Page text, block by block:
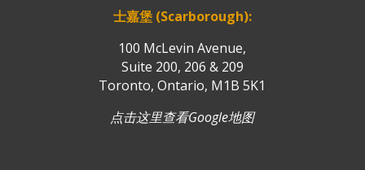
士嘉堡 (Scarborough):
100 McLevin Avenue,
Suite 200, 206 & 209
Toronto, Ontario, M1B 5K1
点击这里查看Google地图